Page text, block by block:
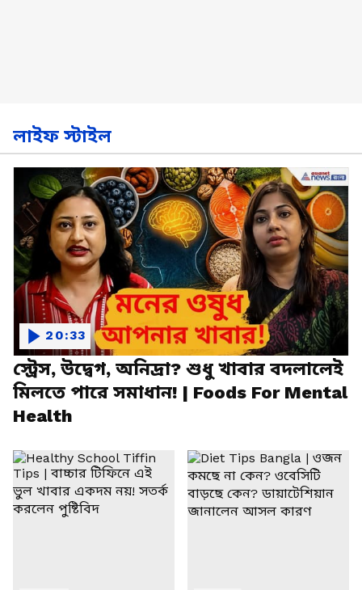
লাইফ স্টাইল
স্ট্রেস, উদ্বেগ, অনিদ্রা? শুধু খাবার বদলালেই
মিলতে পারে সমাধান! | Foods For Mental
Health
20:33